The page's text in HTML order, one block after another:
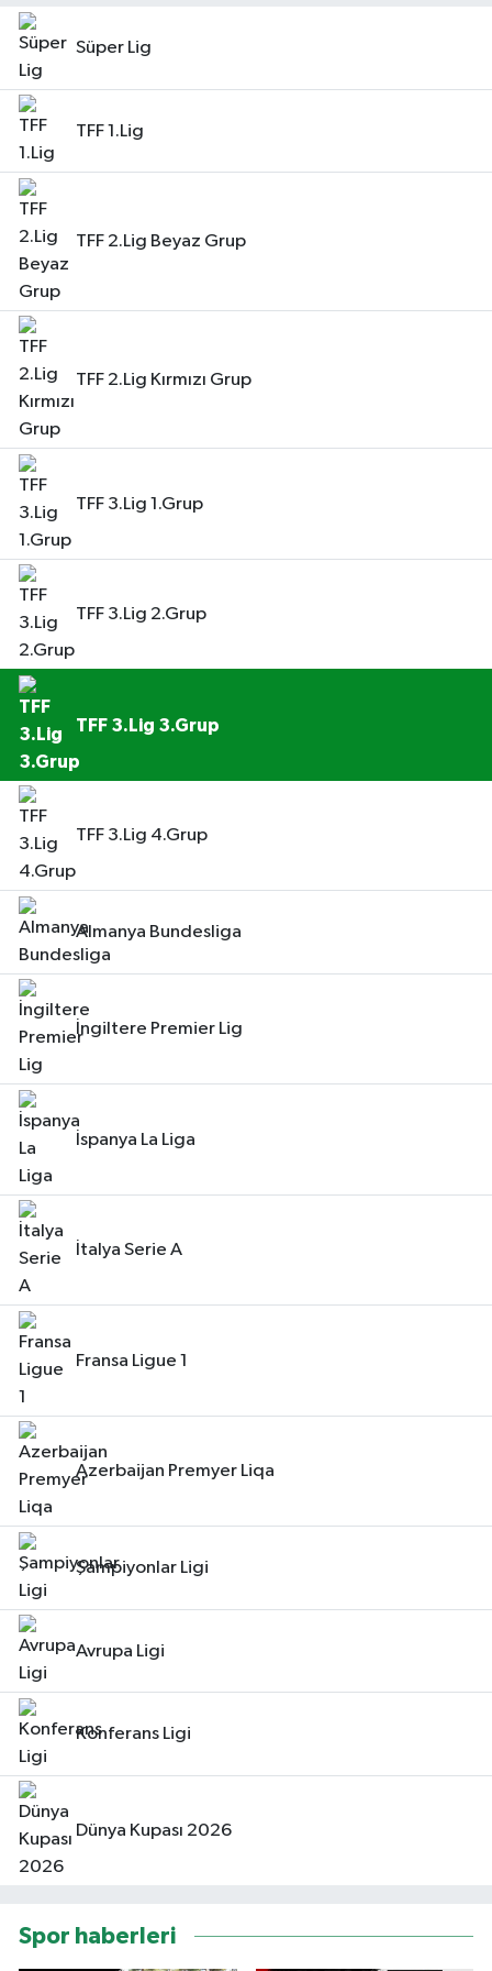
Süper Lig
TFF 1.Lig
TFF 2.Lig Beyaz Grup
TFF 2.Lig Kırmızı Grup
TFF 3.Lig 1.Grup
TFF 3.Lig 2.Grup
TFF 3.Lig 3.Grup
TFF 3.Lig 4.Grup
Almanya Bundesliga
İngiltere Premier Lig
İspanya La Liga
İtalya Serie A
Fransa Ligue 1
Azerbaijan Premyer Liqa
Şampiyonlar Ligi
Avrupa Ligi
Konferans Ligi
Dünya Kupası 2026
Spor haberleri
RESMİ İLAN